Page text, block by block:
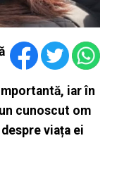
iar în
cunoscut om
viața ei